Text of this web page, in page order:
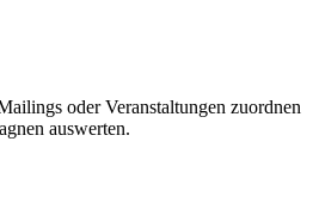
oder Veranstaltungen zuordnen
auswerten.